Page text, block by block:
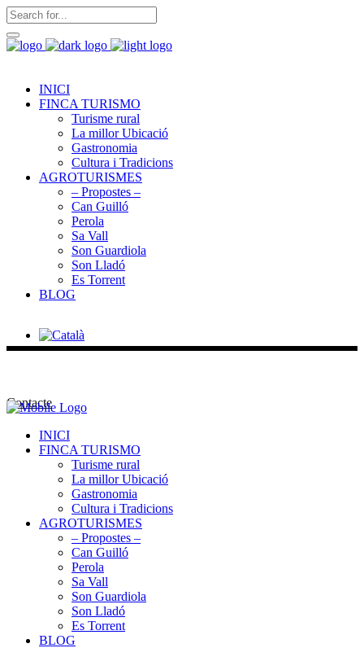
INICI
FINCA TURISMO
Turisme rural
La millor Ubicació
Gastronomia
Cultura i Tradicions
AGROTURISMES
– Propostes –
Can Guilló
Perola
Sa Vall
Son Guardiola
Son Lladó
Es Torrent
BLOG
Contacte
INICI
FINCA TURISMO
Turisme rural
La millor Ubicació
Gastronomia
Cultura i Tradicions
AGROTURISMES
– Propostes –
Can Guilló
Perola
Sa Vall
Son Guardiola
Son Lladó
Es Torrent
BLOG